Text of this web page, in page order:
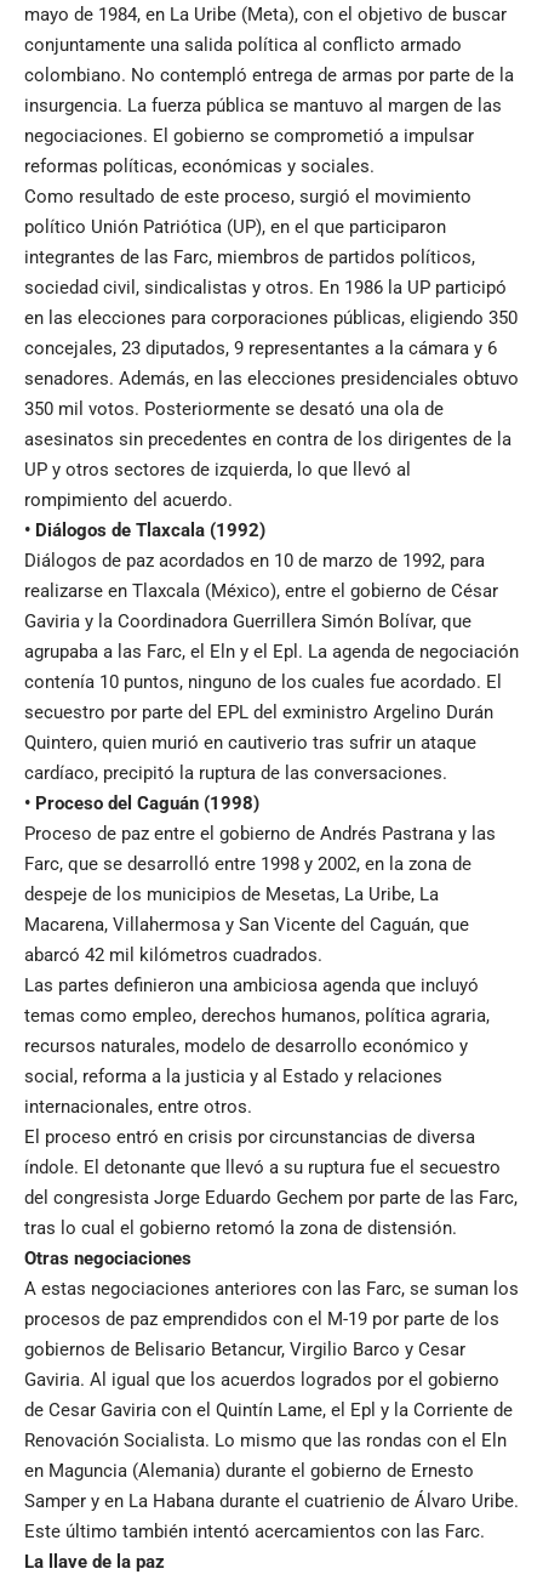
mayo de 1984, en La Uribe (Meta), con el objetivo de buscar
conjuntamente una salida política al conflicto armado
colombiano. No contempló entrega de armas por parte de la
insurgencia. La fuerza pública se mantuvo al margen de las
negociaciones. El gobierno se comprometió a impulsar
reformas políticas, económicas y sociales.
Como resultado de este proceso, surgió el movimiento
político Unión Patriótica (UP), en el que participaron
integrantes de las Farc, miembros de partidos políticos,
sociedad civil, sindicalistas y otros. En 1986 la UP participó
en las elecciones para corporaciones públicas, eligiendo 350
concejales, 23 diputados, 9 representantes a la cámara y 6
senadores. Además, en las elecciones presidenciales obtuvo
350 mil votos. Posteriormente se desató una ola de
asesinatos sin precedentes en contra de los dirigentes de la
UP y otros sectores de izquierda, lo que llevó al
rompimiento del acuerdo.
• Diálogos de Tlaxcala (1992)
Diálogos de paz acordados en 10 de marzo de 1992, para
realizarse en Tlaxcala (México), entre el gobierno de César
Gaviria y la Coordinadora Guerrillera Simón Bolívar, que
agrupaba a las Farc, el Eln y el Epl. La agenda de negociación
contenía 10 puntos, ninguno de los cuales fue acordado. El
secuestro por parte del EPL del exministro Argelino Durán
Quintero, quien murió en cautiverio tras sufrir un ataque
cardíaco, precipitó la ruptura de las conversaciones.
• Proceso del Caguán (1998)
Proceso de paz entre el gobierno de Andrés Pastrana y las
Farc, que se desarrolló entre 1998 y 2002, en la zona de
despeje de los municipios de Mesetas, La Uribe, La
Macarena, Villahermosa y San Vicente del Caguán, que
abarcó 42 mil kilómetros cuadrados.
Las partes definieron una ambiciosa agenda que incluyó
temas como empleo, derechos humanos, política agraria,
recursos naturales, modelo de desarrollo económico y
social, reforma a la justicia y al Estado y relaciones
internacionales, entre otros.
El proceso entró en crisis por circunstancias de diversa
índole. El detonante que llevó a su ruptura fue el secuestro
del congresista Jorge Eduardo Gechem por parte de las Farc,
tras lo cual el gobierno retomó la zona de distensión.
Otras negociaciones
A estas negociaciones anteriores con las Farc, se suman los
procesos de paz emprendidos con el M-19 por parte de los
gobiernos de Belisario Betancur, Virgilio Barco y Cesar
Gaviria. Al igual que los acuerdos logrados por el gobierno
de Cesar Gaviria con el Quintín Lame, el Epl y la Corriente de
Renovación Socialista. Lo mismo que las rondas con el Eln
en Maguncia (Alemania) durante el gobierno de Ernesto
Samper y en La Habana durante el cuatrienio de Álvaro Uribe.
Este último también intentó acercamientos con las Farc.
La llave de la paz